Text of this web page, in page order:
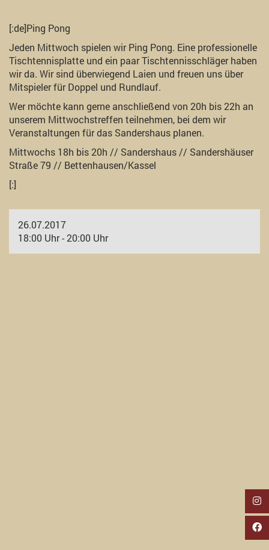
[:de]Ping Pong
Jeden Mittwoch spielen wir Ping Pong. Eine professionelle
Tischtennisplatte und ein paar Tischtennisschläger haben
wir da. Wir sind überwiegend Laien und freuen uns über
Mitspieler für Doppel und Rundlauf.
Wer möchte kann gerne anschließend von 20h bis 22h an
unserem Mittwochstreffen teilnehmen, bei dem wir
Veranstaltungen für das Sandershaus planen.
Mittwochs 18h bis 20h // Sandershaus // Sandershäuser
Straße 79 // Bettenhausen/Kassel
[:]
26.07.2017
18:00 Uhr - 20:00 Uhr